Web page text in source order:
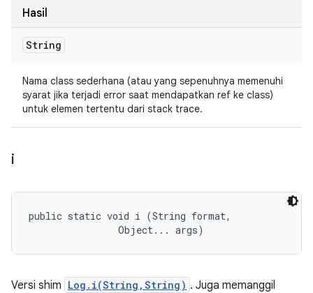
Hasil
String
Nama class sederhana (atau yang sepenuhnya memenuhi
syarat jika terjadi error saat mendapatkan ref ke class)
untuk elemen tertentu dari stack trace.
i
public static void i (String format,
                Object... args)
Versi shim Log.i(String,String) . Juga memanggil